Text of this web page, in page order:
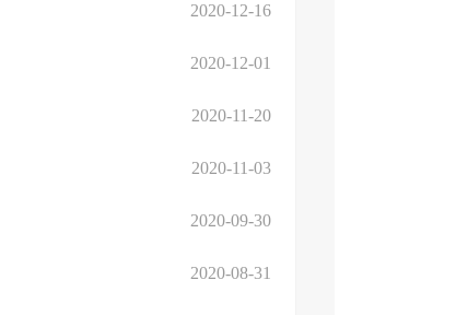
2020-12-16
2020-12-01
2020-11-20
2020-11-03
2020-09-30
2020-08-31